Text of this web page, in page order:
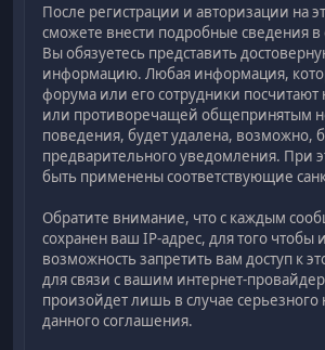
После регистрации и авторизации на
сможете внести подробные сведения
Вы обязуетесь представить
информацию. Любая информация,
форума или его сотрудники посчитают
или противоречащей общепринятым
поведения, будет удалена, возможно,
предварительного уведомления. При
быть применены соответствующие
Обратите внимание, что с каждым
сохранен ваш IP-адрес, для того чтобы
возможность запретить вам доступ к
для связи с вашим интернет-
произойдет лишь в случае
данного соглашения.